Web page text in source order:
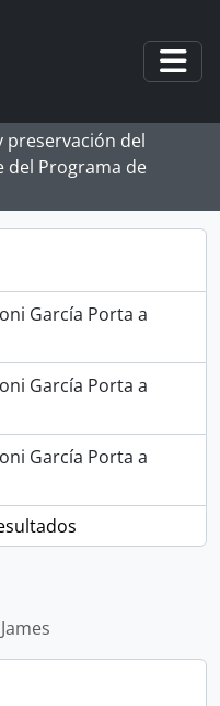
preservación del
del Programa de
García Porta a
García Porta a
García Porta a